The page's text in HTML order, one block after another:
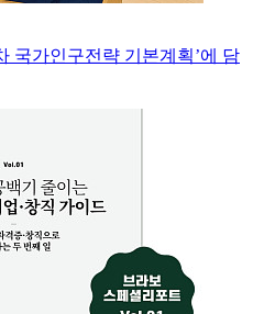
국가인구전략 기본계획’에 담